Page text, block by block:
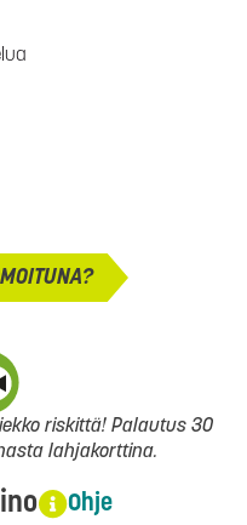
riskittä! Palautus 30
lahjakorttina.
Ohje